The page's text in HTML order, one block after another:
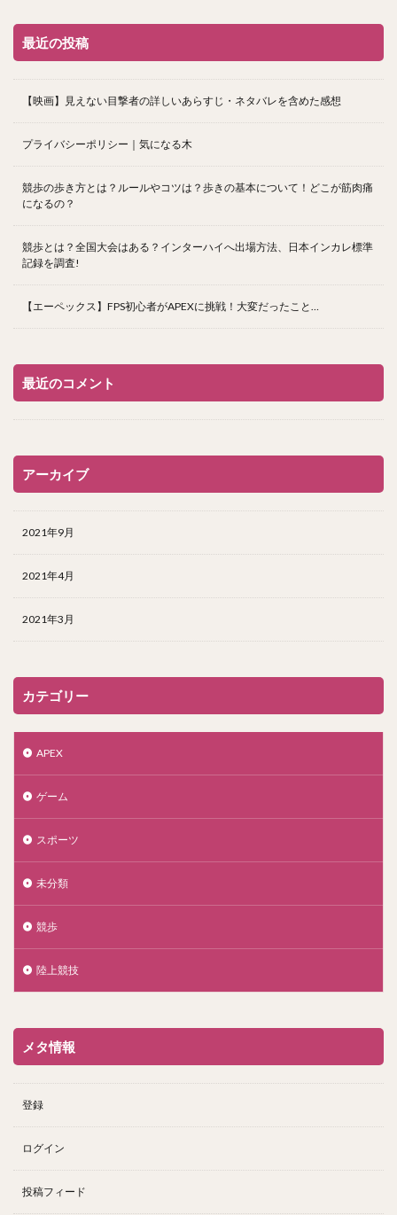
最近の投稿
【映画】見えない目撃者の詳しいあらすじ・ネタバレを含めた感想
プライバシーポリシー｜気になる木
競歩の歩き方とは？ルールやコツは？歩きの基本について！どこが筋肉痛
になるの？
競歩とは？全国大会はある？インターハイへ出場方法、日本インカレ標準
記録を調査!
【エーペックス】FPS初心者がAPEXに挑戦！大変だったこと…
最近のコメント
アーカイブ
2021年9月
2021年4月
2021年3月
カテゴリー
APEX
ゲーム
スポーツ
未分類
競歩
陸上競技
メタ情報
登録
ログイン
投稿フィード